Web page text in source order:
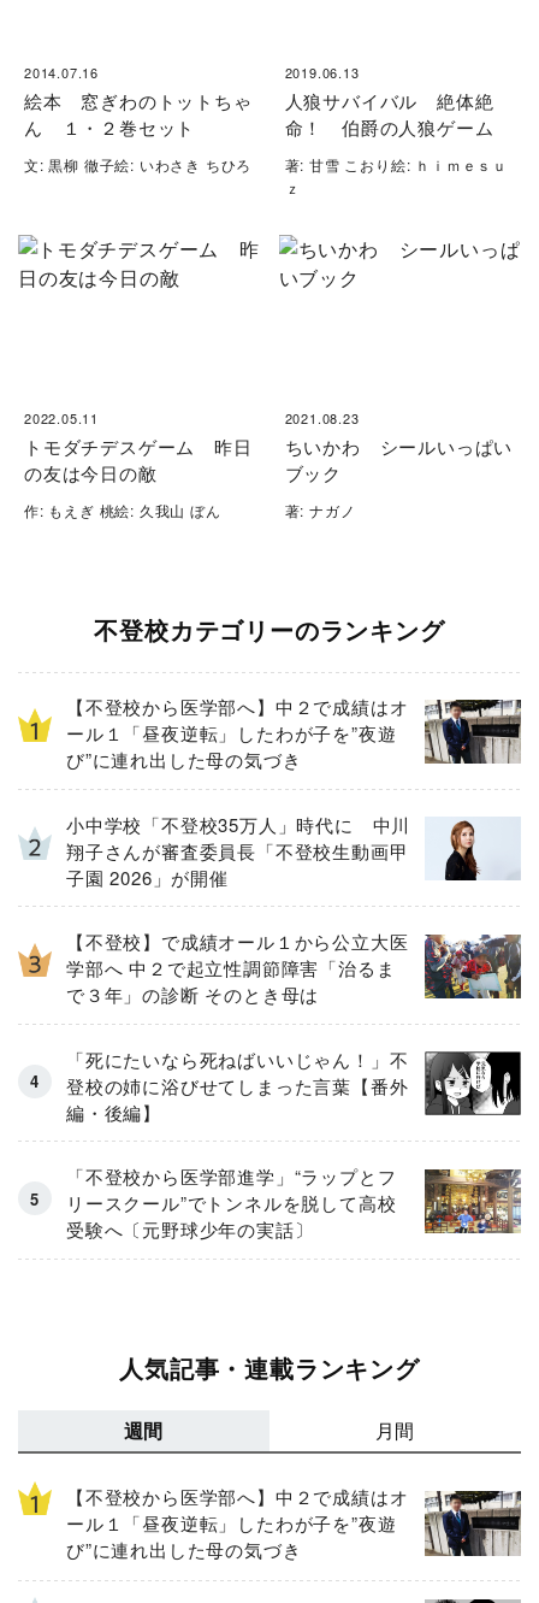
2014.07.16
絵本 窓ぎわのトットちゃ
ん １・２巻セット
文: 黒柳 徹子絵: いわさき ちひろ
2019.06.13
人狼サバイバル 絶体絶
命！ 伯爵の人狼ゲーム
著: 甘雪 こおり絵: ｈｉｍｅｓｕ
ｚ
2022.05.11
トモダチデスゲーム 昨日
の友は今日の敵
作: もえぎ 桃絵: 久我山 ぼん
2021.08.23
ちいかわ シールいっぱい
ブック
著: ナガノ
不登校カテゴリーのランキング
【不登校から医学部へ】中２で成績はオ
ール１「昼夜逆転」したわが子を”夜遊
び”に連れ出した母の気づき
小中学校「不登校35万人」時代に 中川
翔子さんが審査委員長「不登校生動画甲
子園 2026」が開催
【不登校】で成績オール１から公立大医
学部へ 中２で起立性調節障害「治るま
で３年」の診断 そのとき母は
「死にたいなら死ねばいいじゃん！」不
登校の姉に浴びせてしまった言葉【番外
編・後編】
「不登校から医学部進学」“ラップとフ
リースクール”でトンネルを脱して高校
受験へ〔元野球少年の実話〕
人気記事・連載ランキング
週間 月間
【不登校から医学部へ】中２で成績はオ
ール１「昼夜逆転」したわが子を”夜遊
び”に連れ出した母の気づき